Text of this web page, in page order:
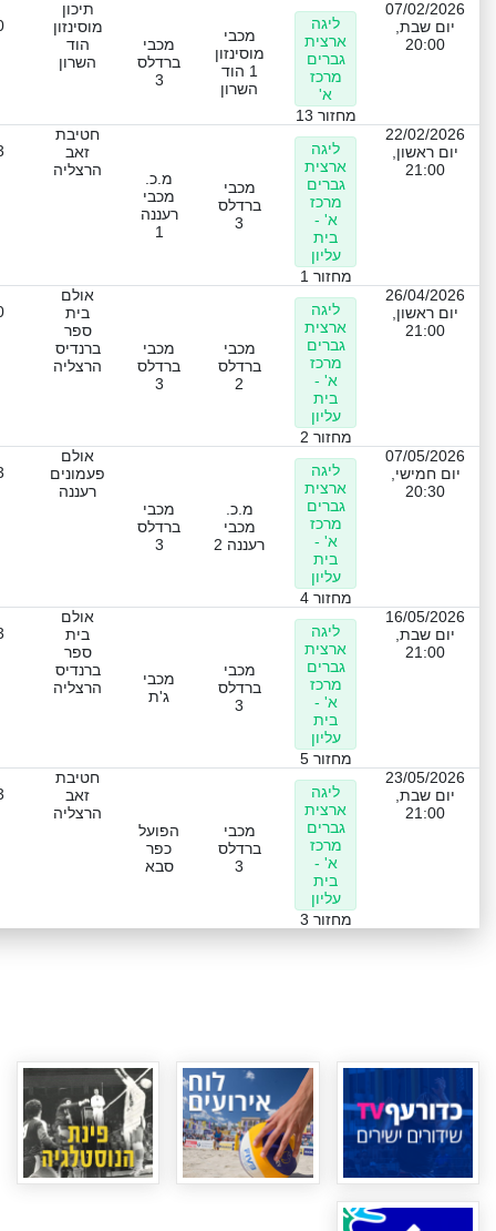
07/02/2026
יום שבת,
20:00
ליגה
ארצית
גברים
מרכז
א'
מחזור 13
מכבי
מוסינזון
1 הוד
השרון
מכבי
ברדלס
3
תיכון
מוסינזון
הוד
השרון
22/02/2026
יום ראשון,
21:00
ליגה
ארצית
גברים
מרכז
א' -
בית
עליון
מחזור 1
מכבי
ברדלס
3
מ.כ.
מכבי
רעננה
1
חטיבת
זאב
הרצליה
26/04/2026
יום ראשון,
21:00
ליגה
ארצית
גברים
מרכז
א' -
בית
עליון
מחזור 2
מכבי
ברדלס
2
מכבי
ברדלס
3
אולם
בית
ספר
ברנדיס
הרצליה
07/05/2026
יום חמישי,
20:30
ליגה
ארצית
גברים
מרכז
א' -
בית
עליון
מחזור 4
מ.כ.
מכבי
רעננה 2
מכבי
ברדלס
3
אולם
פעמונים
רעננה
16/05/2026
יום שבת,
21:00
ליגה
ארצית
גברים
מרכז
א' -
בית
עליון
מחזור 5
מכבי
ברדלס
3
מכבי
ג'ת
אולם
בית
ספר
ברנדיס
הרצליה
23/05/2026
יום שבת,
21:00
ליגה
ארצית
גברים
מרכז
א' -
בית
עליון
מחזור 3
מכבי
ברדלס
3
הפועל
כפר
סבא
חטיבת
זאב
הרצליה